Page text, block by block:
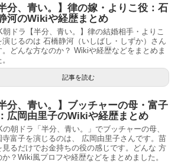
半分、青い。】律の嫁・よりこ役：石
河のWikiや経歴まとめ
朝ドラ【半分、青い。】律の結婚相手・よりこ
演じるのは 石橋静河（いしばし・しずか）さん
。どんな方なのか？ Wikiや経歴などをまとめま
記事を読む
半分、青い。】ブッチャーの母・富子
広岡由里子のWikiや経歴まとめ
の朝ドラ「半分、青い。」でブッチャーの母、
寺富子を演じるのは、 広岡由里子さんです。苗
見るだけでお金持ちの役の感じです。どんな 方
か？Wiki風プロフや経歴などをまとめました。